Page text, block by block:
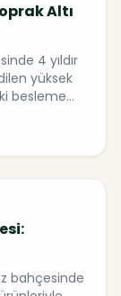
Altı
4 yıldır
yüksek
besleme
bahçesinde